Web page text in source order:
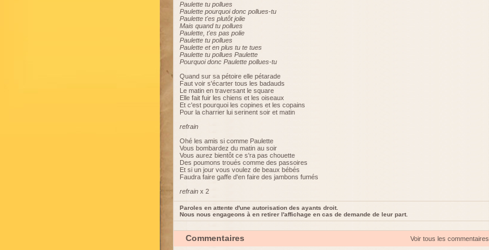
Paulette tu pollues
Paulette pourquoi donc pollues-tu
Paulette t'es plutôt jolie
Mais quand tu pollues
Paulette, t'es pas polie
Paulette tu pollues
Paulette et en plus tu te tues
Paulette tu pollues Paulette
Pourquoi donc Paulette pollues-tu
Quand sur sa pétoire elle pétarade
Faut voir s'écarter tous les badauds
Le matin en traversant le square
Elle fait fuir les chiens et les oiseaux
Et c'est pourquoi les copines et les copains
Pour la charrier lui serinent soir et matin
refrain
Ohé les amis si comme Paulette
Vous bombardez du matin au soir
Vous aurez bientôt ce s'ra pas chouette
Des poumons troués comme des passoires
Et si un jour vous voulez de beaux bébés
Faudra faire gaffe d'en faire des jambons fumés
refrain x 2
Paroles en attente d'une autorisation des ayants droit.
Nous nous engageons à en retirer l'affichage en cas de demande de leur part.
Commentaires Voir tous les commentaires